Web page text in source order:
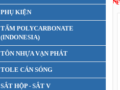
PHỤ KIỆN
TẤM POLYCARBONATE
(INDONESIA)
TÔN NHỰA VẠN PHÁT
TOLE CÁN SÓNG
SẮT HỘP - SẮT V